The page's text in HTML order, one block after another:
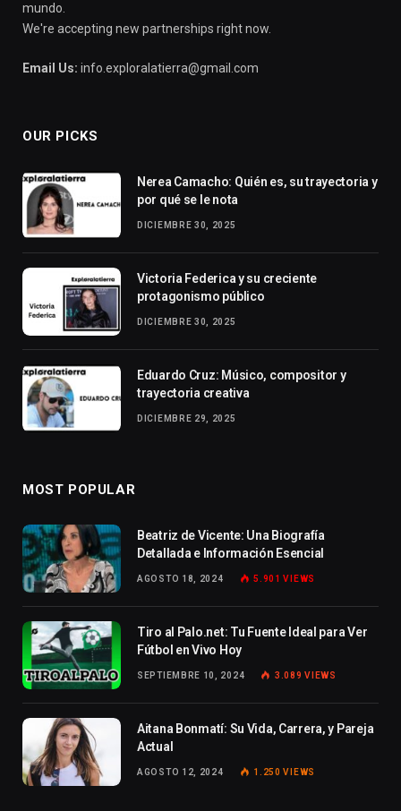
mundo.
We're accepting new partnerships right now.
Email Us: info.exploralatierra@gmail.com
OUR PICKS
Nerea Camacho: Quién es, su trayectoria y
por qué se le nota
DICIEMBRE 30, 2025
Victoria Federica y su creciente
protagonismo público
DICIEMBRE 30, 2025
Eduardo Cruz: Músico, compositor y
trayectoria creativa
DICIEMBRE 29, 2025
MOST POPULAR
Beatriz de Vicente: Una Biografía
Detallada e Información Esencial
AGOSTO 18, 2024 5.901VIEWS
Tiro al Palo.net: Tu Fuente Ideal para Ver
Fútbol en Vivo Hoy
SEPTIEMBRE 10, 2024 3.089VIEWS
Aitana Bonmatí: Su Vida, Carrera, y Pareja
Actual
AGOSTO 12, 2024 1.250VIEWS